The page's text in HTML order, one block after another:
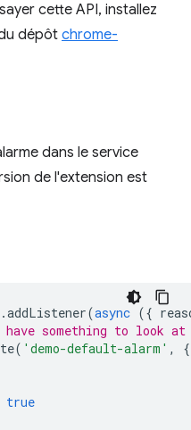
cette API, installez
dépôt chrome-
dans le service
de l'extension est
.addListener(async ({
something to look at
( 'demo-default-alarm' ,
{
true